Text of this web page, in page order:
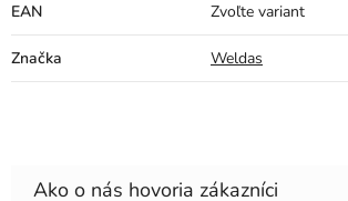
EAN Zvoľte variant
Značka Weldas